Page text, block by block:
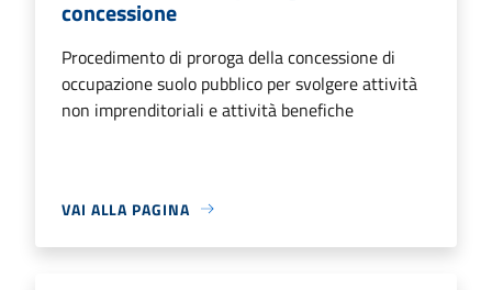
concessione
Procedimento di proroga della concessione di
occupazione suolo pubblico per svolgere attività
non imprenditoriali e attività benefiche
VAI ALLA PAGINA